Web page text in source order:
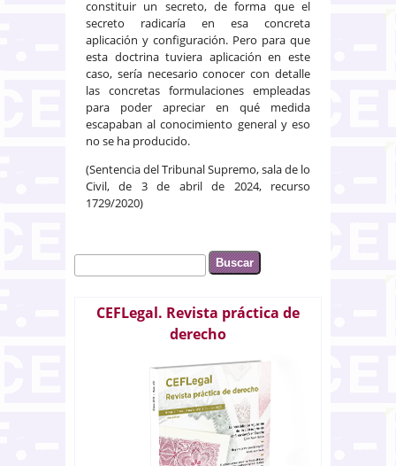
constituir un secreto, de forma que el
secreto radicaría en esa concreta
aplicación y configuración. Pero para que
esta doctrina tuviera aplicación en este
caso, sería necesario conocer con detalle
las concretas formulaciones empleadas
para poder apreciar en qué medida
escapaban al conocimiento general y eso
no se ha producido.
(Sentencia del Tribunal Supremo, sala de lo
Civil, de 3 de abril de 2024, recurso
1729/2020)
Formulario de búsqueda
Buscar
CEFLegal. Revista práctica de
derecho